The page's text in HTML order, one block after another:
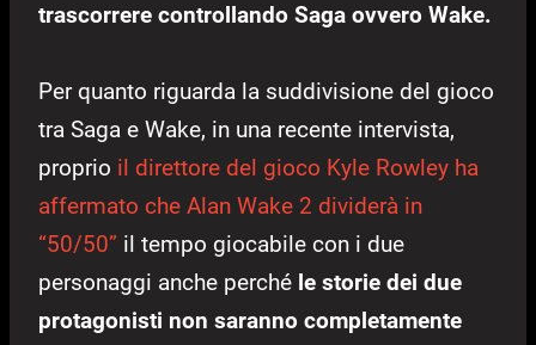
trascorrere controllando Saga ovvero Wake.
Per quanto riguarda la suddivisione del gioco
tra Saga e Wake, in una recente intervista,
proprio il direttore del gioco Kyle Rowley ha
affermato che Alan Wake 2 dividerà in
“50/50” il tempo giocabile con i due
personaggi anche perché le storie dei due
protagonisti non saranno completamente